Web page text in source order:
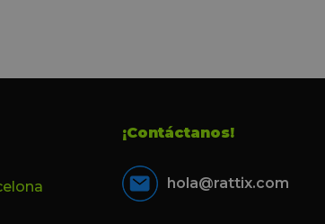
¡Contáctanos!
hola@rattix.com